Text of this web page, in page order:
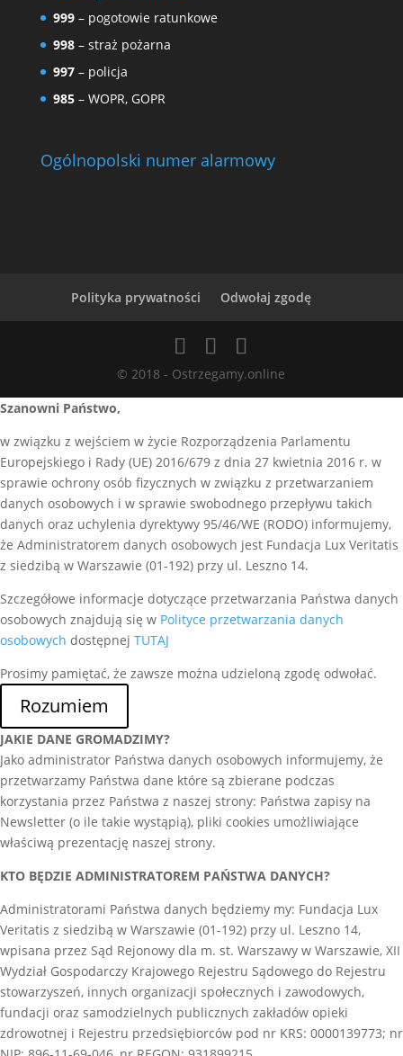
999– pogotowie ratunkowe
998– straż pożarna
997– policja
985– WOPR, GOPR
Ogólnopolski numer alarmowy
Polityka prywatności Odwołaj zgodę
© 2018 - Ostrzegamy.online
Szanowni Państwo,
w związku z wejściem w życie Rozporządzenia Parlamentu
Europejskiego i Rady (UE) 2016/679 z dnia 27 kwietnia 2016 r. w
sprawie ochrony osób fizycznych w związku z przetwarzaniem
danych osobowych i w sprawie swobodnego przepływu takich
danych oraz uchylenia dyrektywy 95/46/WE (RODO) informujemy,
że Administratorem danych osobowych jest Fundacja Lux Veritatis
z siedzibą w Warszawie (01-192) przy ul. Leszno 14.
Szczegółowe informacje dotyczące przetwarzania Państwa danych
osobowych znajdują się w Polityce przetwarzania danych
osobowych dostępnej TUTAJ
Prosimy pamiętać, że zawsze można udzieloną zgodę odwołać.
Rozumiem
JAKIE DANE GROMADZIMY?
Jako administrator Państwa danych osobowych informujemy, że
przetwarzamy Państwa dane które są zbierane podczas
korzystania przez Państwa z naszej strony: Państwa zapisy na
Newsletter (o ile takie wystąpią), pliki cookies umożliwiające
właściwą prezentację naszej strony.
KTO BĘDZIE ADMINISTRATOREM PAŃSTWA DANYCH?
Administratorami Państwa danych będziemy my: Fundacja Lux
Veritatis z siedzibą w Warszawie (01-192) przy ul. Leszno 14,
wpisana przez Sąd Rejonowy dla m. st. Warszawy w Warszawie, XII
Wydział Gospodarczy Krajowego Rejestru Sądowego do Rejestru
stowarzyszeń, innych organizacji społecznych i zawodowych,
fundacji oraz samodzielnych publicznych zakładów opieki
zdrowotnej i Rejestru przedsiębiorców pod nr KRS: 0000139773; nr